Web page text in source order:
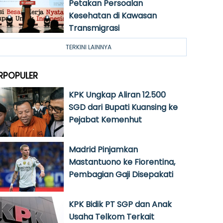
Petakan Persoalan
Kesehatan di Kawasan
Transmigrasi
TERKINI LAINNYA
KPK Ungkap Aliran 12.500
SGD dari Bupati Kuansing ke
Pejabat Kemenhut
Madrid Pinjamkan
Mastantuono ke Fiorentina,
Pembagian Gaji Disepakati
KPK Bidik PT SGP dan Anak
Usaha Telkom Terkait